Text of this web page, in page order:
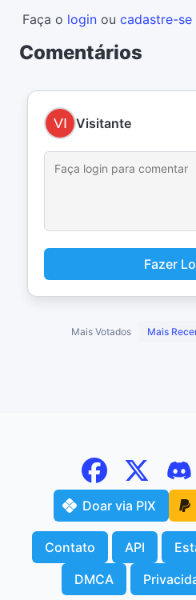
Faça o login ou cadastre-se
Comentários
Visitante
Fazer
Mais Votados Mais
Doar via PIX
Contato API
DMCA